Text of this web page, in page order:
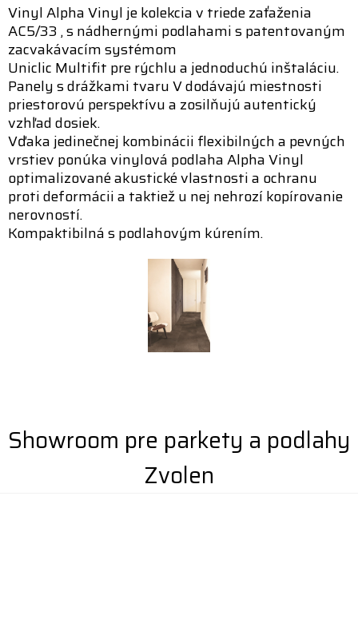
Vinyl Alpha Vinyl je kolekcia v triede zaťaženia
AC5/33 , s nádhernými podlahami s patentovaným
zacvakávacím systémom
Uniclic Multifit pre rýchlu a jednoduchú inštaláciu.
Panely s drážkami tvaru V dodávajú miestnosti
priestorovú perspektívu a zosilňujú autentický
vzhľad dosiek.
Vďaka jedinečnej kombinácii flexibilných a pevných
vrstiev ponúka vinylová podlaha Alpha Vinyl
optimalizované akustické vlastnosti a ochranu
proti deformácii a taktiež u nej nehrozí kopírovanie
nerovností.
Kompaktibilná s podlahovým kúrením.
Showroom pre parkety a podlahy
Zvolen